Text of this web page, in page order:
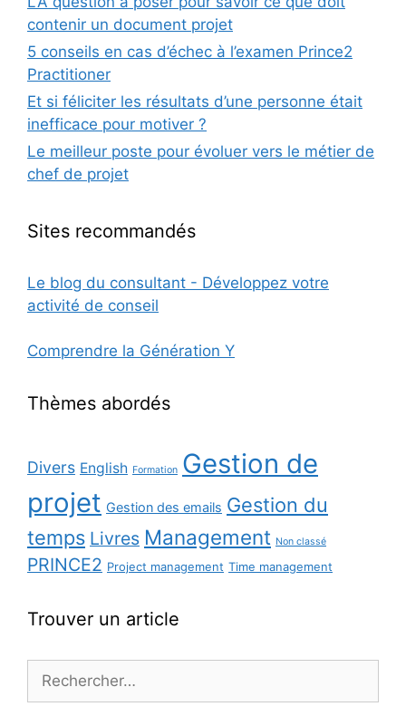
contenir un document projet
5 conseils en cas d’échec à l’examen Prince2
Practitioner
Et si féliciter les résultats d’une personne était
inefficace pour motiver ?
Le meilleur poste pour évoluer vers le métier de
chef de projet
Sites recommandés
Le blog du consultant - Développez votre
activité de conseil
Comprendre la Génération Y
Thèmes abordés
Divers English Formation Gestion de
projet Gestion des emails Gestion du
temps Livres Management Non classé
PRINCE2 Project management Time management
Trouver un article